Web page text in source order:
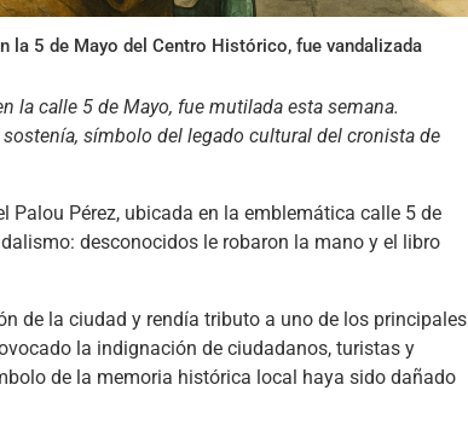
la 5 de Mayo del Centro Histórico, fue vandalizada
la calle 5 de Mayo, fue mutilada esta semana.
símbolo del legado cultural del cronista de
Palou Pérez, ubicada en la emblemática calle 5 de
desconocidos le robaron la mano y el libro
de la ciudad y rendía tributo a uno de los principales
la indignación de ciudadanos, turistas y
de la memoria histórica local haya sido dañado